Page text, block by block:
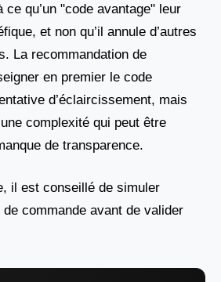
ce qu’un "code avantage" leur
et non qu’il annule d’autres
La recommandation de
en premier le code
d’éclaircissement, mais
complexité qui peut être
de transparence.
il est conseillé de simuler
commande avant de valider